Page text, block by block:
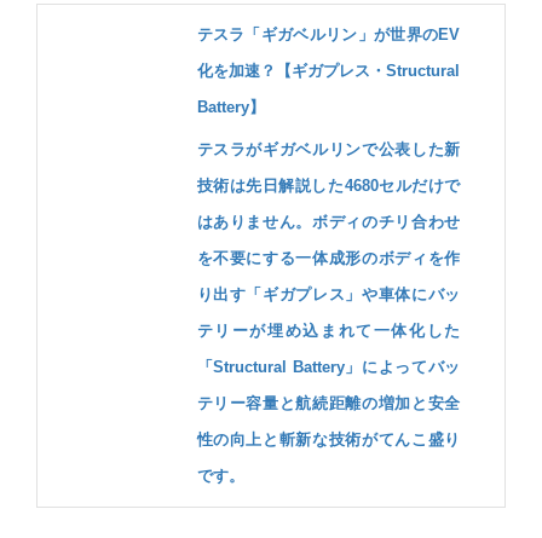
テスラ「ギガベルリン」が世界のEV
化を加速？【ギガプレス・Structural
Battery】
テスラがギガベルリンで公表した新
技術は先日解説した4680セルだけで
はありません。ボディのチリ合わせ
を不要にする一体成形のボディを作
り出す「ギガプレス」や車体にバッ
テリーが埋め込まれて一体化した
「Structural Battery」によってバッ
テリー容量と航続距離の増加と安全
性の向上と斬新な技術がてんこ盛り
です。